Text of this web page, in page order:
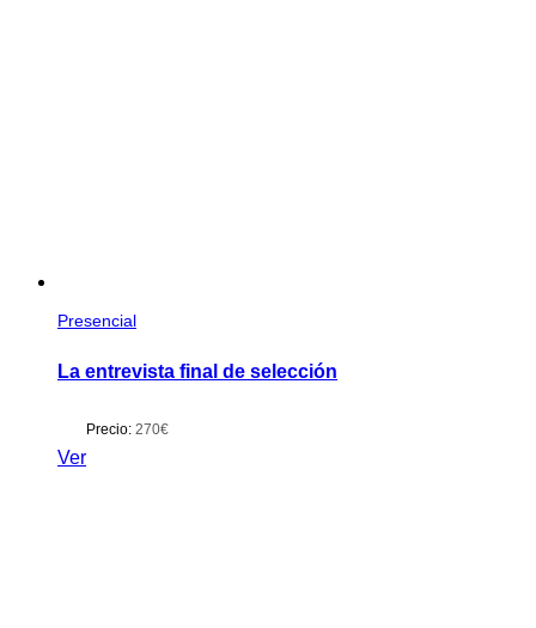
Presencial
La entrevista final de selección
Precio: 270€
Ver